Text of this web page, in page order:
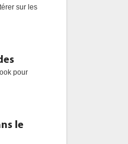
sur les
pour
le